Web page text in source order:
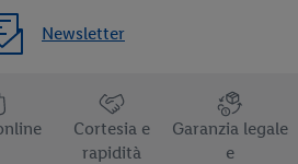
Newsletter
Cortesia e
rapidità
Garanzia legale
e